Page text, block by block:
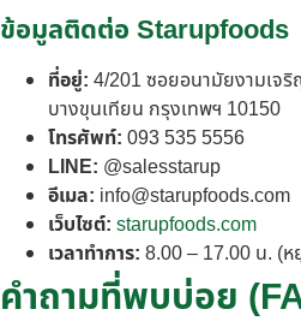
ข้อมูลติดต่อ Starupfoods
ที่อยู่: 4/201 ซอยอนามัยงามเจ
บางขุนเทียน กรุงเทพฯ 10150
โทรศัพท์: 093 535 5556
LINE: @salesstarup
อีเมล: info@starupfoods.com
เว็บไซต์: starupfoods.com
เวลาทำการ: 8.00 – 17.00 น. (
คำถามที่พบบ่อย